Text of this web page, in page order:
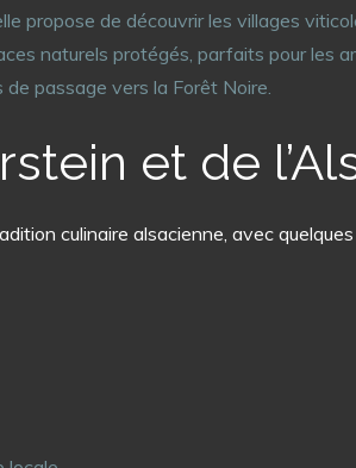
propose de découvrir les villages
naturels protégés, parfaits pour les
passage vers la Forêt Noire.
et de
culinaire alsacienne, avec